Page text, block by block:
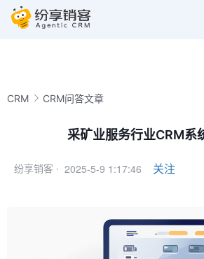
CRM CRM问答文章
采矿业服务行业CRM系
纷享销客 · 2025-5-9 1:17:46 关注